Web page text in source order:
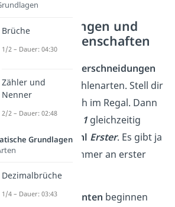
Überschneidungen und
spezifische Eigenschaften
Überschneidungen
zwischen beiden Zahlenarten. Stell dir
vor, du hast ein Buch im Regal. Dann
ist dieKardinalzahl 1gleichzeitig
dieOrdinalzahl Erster. Es gibt ja
ein Buch, das immer an erster
Stelle steht.
Aber abzwei Elementen beginnen
Brüche
1/2 – Dauer: 04:30
Zähler und
Nenner
2/2 – Dauer: 02:48
Grundlagen
Dezimalbrüche
1/4 – Dauer: 03:43